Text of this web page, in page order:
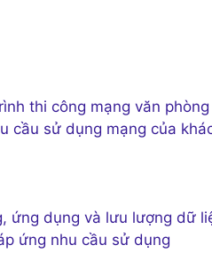
thi công mạng văn
sử dụng mạng của
ứng dụng và lưu lượng dữ
ứng nhu cầu sử dụng